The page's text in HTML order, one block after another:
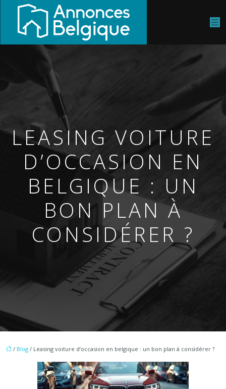
LEASING VOITURE
D’OCCASION EN
BELGIQUE : UN
BON PLAN À
CONSIDÉRER ?
/ Blog / Leasing voiture d’occasion en belgique : un bon plan à considérer ?